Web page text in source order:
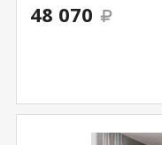
48 070